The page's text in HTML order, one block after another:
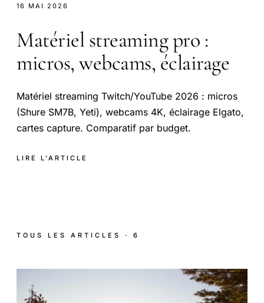
16 MAI 2026
Matériel streaming pro :
micros, webcams, éclairage
Matériel streaming Twitch/YouTube 2026 : micros
(Shure SM7B, Yeti), webcams 4K, éclairage Elgato,
cartes capture. Comparatif par budget.
LIRE L'ARTICLE
TOUS LES ARTICLES · 6